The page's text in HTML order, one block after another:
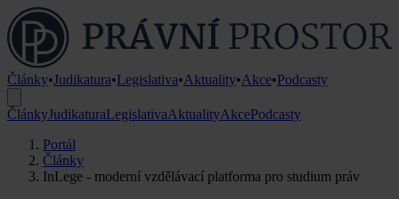
Články•Judikatura•Legislativa•Aktuality•Akce•Podcasty
ČlánkyJudikaturaLegislativaAktualityAkcePodcasty
Portál
Články
InLege - moderní vzdělávací platforma pro studium práv